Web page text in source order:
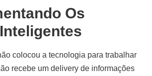
Os
colocou a tecnologia para trabalhar
recebe um delivery de informações